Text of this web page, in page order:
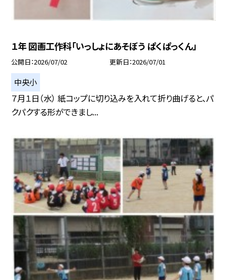
１年 図画工作科「いっしょにあそぼう ぱくぱっくん」
公開日 2026/07/02 更新日 2026/07/01
中央小
７月１日（水） 紙コップに切り込みを入れて折り曲げると、パ
クパクする形ができまし...